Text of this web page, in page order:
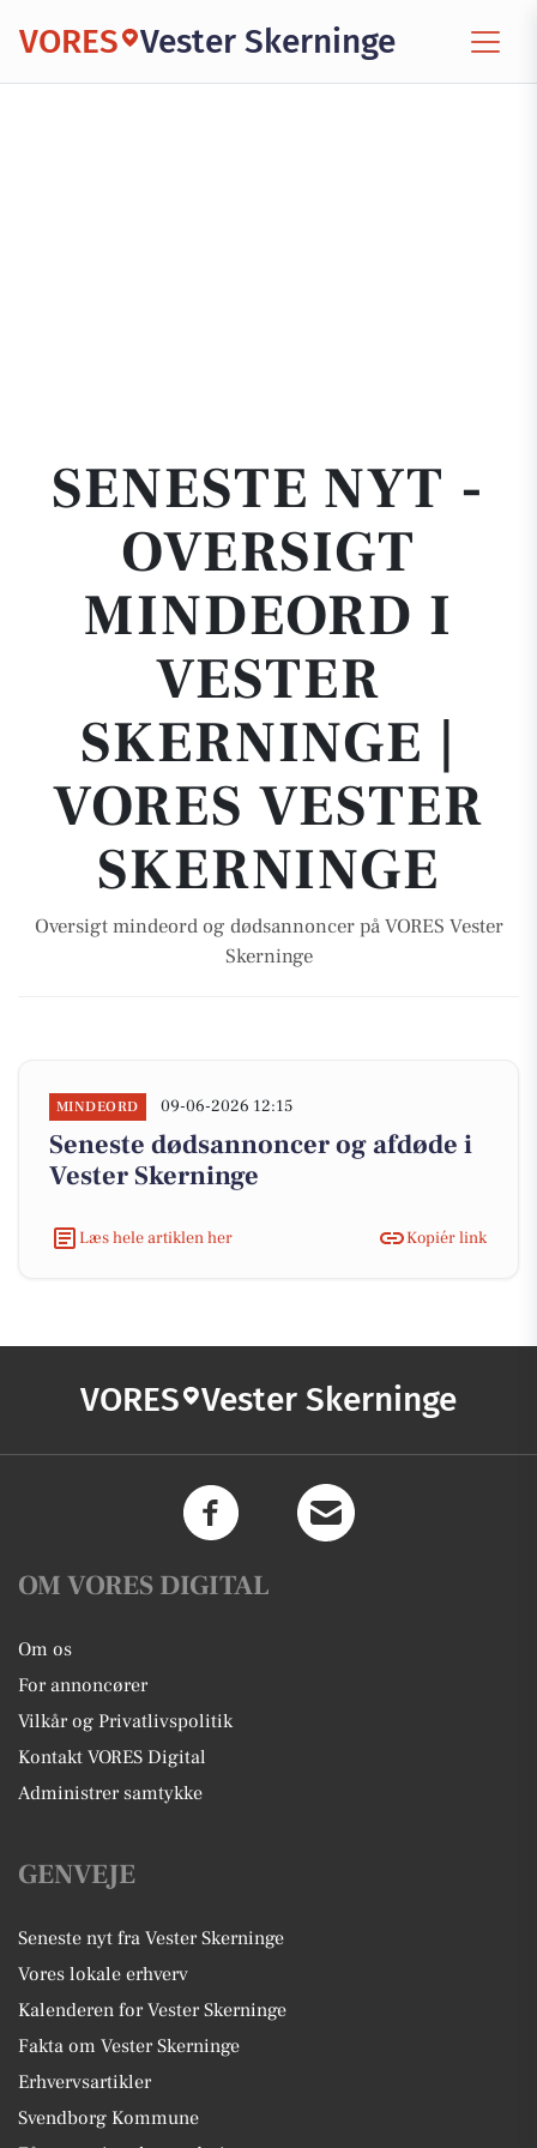
VORES Vester Skerninge
SENESTE NYT -
OVERSIGT
MINDEORD I
VESTER
SKERNINGE |
VORES VESTER
SKERNINGE
Oversigt mindeord og dødsannoncer på VORES Vester
Skerninge
MINDEORD 09-06-2026 12:15
Seneste dødsannoncer og afdøde i
Vester Skerninge
Læs hele artiklen her Kopiér link
VORES Vester Skerninge
OM VORES DIGITAL
Om os
For annoncører
Vilkår og Privatlivspolitik
Kontakt VORES Digital
Administrer samtykke
GENVEJE
Seneste nyt fra Vester Skerninge
Vores lokale erhverv
Kalenderen for Vester Skerninge
Fakta om Vester Skerninge
Erhvervsartikler
Svendborg Kommune